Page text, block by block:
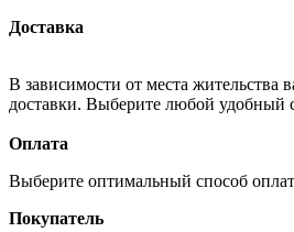
Доставка
В зависимости от места жительства
доставки. Выберите любой удобный
Оплата
Выберите оптимальный способ
Покупатель